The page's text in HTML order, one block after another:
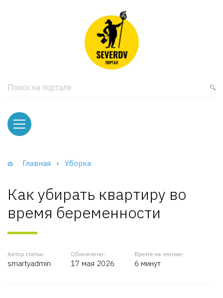
Поиск на портале
Главная Уборка
Как убирать квартиру во
время беременности
Автор статьи:
smartyadmin
Обновлено:
17 мая 2026
Время на чтение:
6 минут
и тумбы
и Шкафы-Купе